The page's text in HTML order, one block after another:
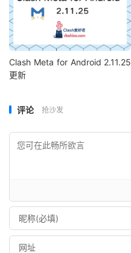
Clash Meta for Android 2.11.25
更新
评论 抢沙发